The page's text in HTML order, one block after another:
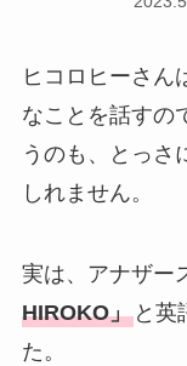
ヒコロヒーさん
なことを話すの
うのも、とっさ
しれません。
実は、アナザー
HIROKO」と英
た。